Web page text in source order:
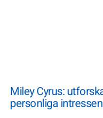
Miley Cyrus:
personliga intressen